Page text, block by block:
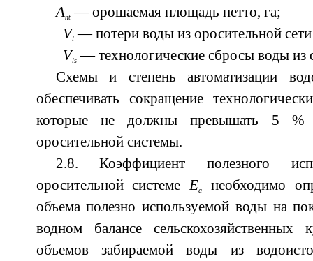
Ant — орошаемая площадь нетто, га;
Vl— потери воды из оросительной
Vls — технологические сбросы воды из
Схемы и степень автоматизации
обеспечивать сокращение
которые не должны превышать 5 %
оросительной системы.
2.8. Коэффициент полезного
оросительной системе Еa
необходимо
объема полезно используемой воды на
водном балансе сельскохозяйственных
объемов забираемой воды из